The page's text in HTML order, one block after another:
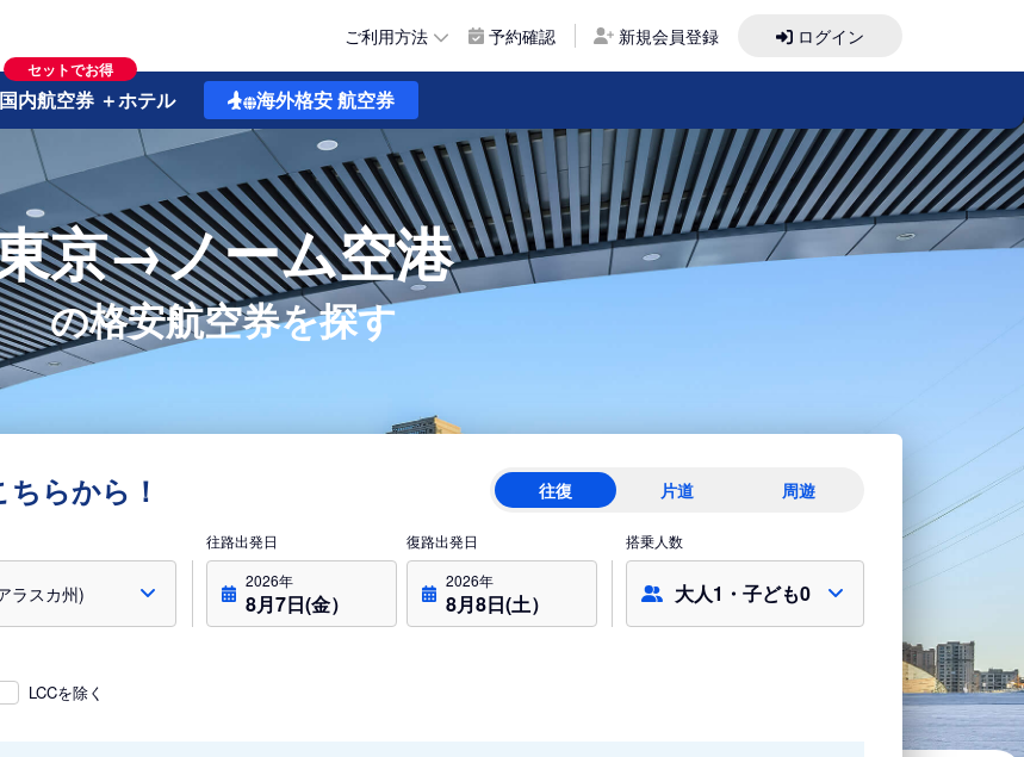
ご利用方法 予約確認 新規会員登録 ログイン
セットでお得
内航空券 ＋ホテル 海外格安航空券
京→ノーム空港
の格安航空券を探す
らから！ 往復 片道 周遊
往路出発日
2026年
8月7日(金）
復路出発日
2026年
8月8日(土）
搭乗人数
大人1・子ども0
LCCを除く